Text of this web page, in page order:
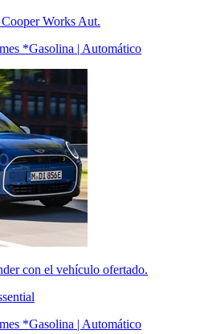
Works Aut.
*Gasolina | Automático
con el vehículo ofertado.
*Gasolina | Automático